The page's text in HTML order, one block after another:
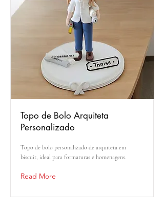
Topo de Bolo Arquiteta
Personalizado
Topo de bolo personalizado de arquiteta em
biscuit, ideal para formaturas e homenagens.
Read More